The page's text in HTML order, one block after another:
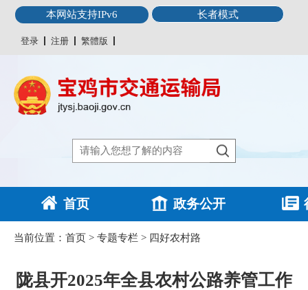
本网站支持IPv6 长者模式
登录 注册 繁體版
首页 政务公开
当前位置： 首页 > 专题专栏 > 四好农村路
陇县开2025年全县农村公路养管工作